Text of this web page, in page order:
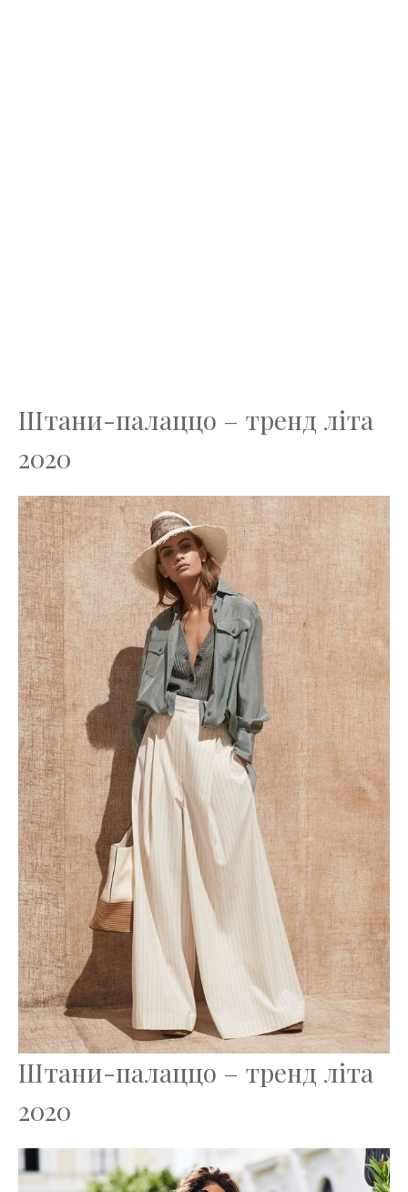
Штани-палаццо – тренд літа
2020
Штани-палаццо – тренд літа
2020